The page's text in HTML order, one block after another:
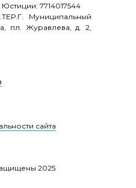
сайта
2025
7714017544
Муниципальный
пл. Журавлева, д. 2,